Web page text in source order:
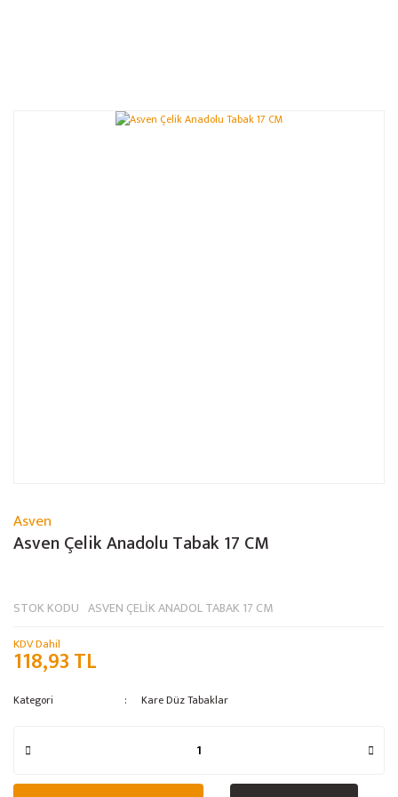
Asven
Asven Çelik Anadolu Tabak 17 CM
STOK KODU ASVEN ÇELİK ANADOL TABAK 17 CM
KDV Dahil
118,93 TL
Kategori Kare Düz Tabaklar